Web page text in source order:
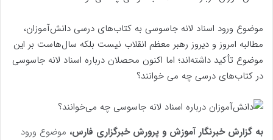
موضوع ورود اسناد لانه جاسوسی به کتاب‌های درسی دانش‌آموزان،
مطالبه امروز و دیروز رهبر معظم انقلاب نیست بلکه سال‌هاست بر این
موضوع تأکید داشته‌اند؛ اما اکنون محصلان درباره اسناد لانه جاسوسی
در کتاب‌های درسی چه می خوانند؟
به گزارش خبرنگار آموزش و پرورش خبرگزاری فارس، موضوع ورود